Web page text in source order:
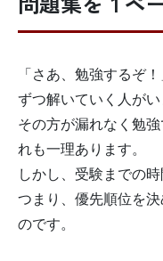
「さあ、勉強するぞ
ずつ解いていく人がい
その方が漏れなく勉
れも一理あります。
しかし、受験までの
つまり、優先順位を
のです。